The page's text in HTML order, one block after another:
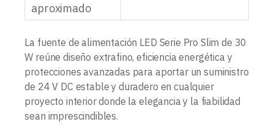
aproximado
La fuente de alimentación LED Serie Pro Slim de 30
W reúne diseño extrafino, eficiencia energética y
protecciones avanzadas para aportar un suministro
de 24 V DC estable y duradero en cualquier
proyecto interior donde la elegancia y la fiabilidad
sean imprescindibles.